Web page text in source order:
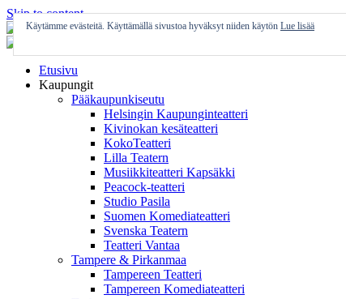
Skip to content
Etusivu
Kaupungit
Pääkaupunkiseutu
Helsingin Kaupunginteatteri
Kivinokan kesäteatteri
KokoTeatteri
Lilla Teatern
Musiikkiteatteri Kapsäkki
Peacock-teatteri
Studio Pasila
Suomen Komediateatteri
Svenska Teatern
Teatteri Vantaa
Tampere & Pirkanmaa
Tampereen Teatteri
Tampereen Komediateatteri
Käytämme evästeitä. Käyttämällä sivustoa hyväksyt niiden käytön Lue lisää